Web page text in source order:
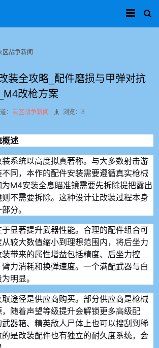
区战争新闻
装全攻略_配件磨损与甲弹对抗
改枪方案
： 灰区战争新闻 浏览：8
概述
系统以高度拟真著称。与大多数射击游
同，本作的配件安装需要遵循真实枪械
M4安装全息瞄准镜需要先拆除提把露出
不需要拆除。这种设计让改装过程本身
分。
显著提升武器性能。合理的配件组合可
较大数值缩小到理想范围内，将后坐力
带来的属性增益包括精度、后坐力控
力消耗和换弹速度。一个满配武器与白
明显。
途径是供应商购买。部分供应商是枪械
随着声望等级提升会解锁更多高级配
器箱、精英敌人尸体上也可以搜刮到稀
是改装配件也有独立的耐久度系统，会